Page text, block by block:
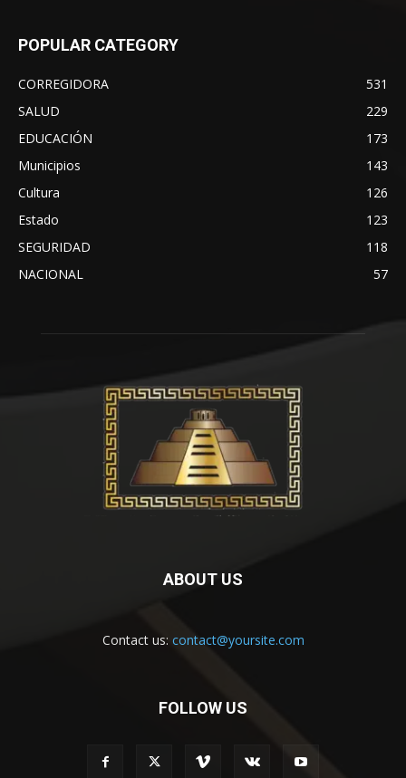
POPULAR CATEGORY
CORREGIDORA
531
SALUD
229
EDUCACIÓN
173
Municipios
143
Cultura
126
Estado
123
SEGURIDAD
118
NACIONAL
57
ABOUT US
Contact us: contact@yoursite.com
FOLLOW US